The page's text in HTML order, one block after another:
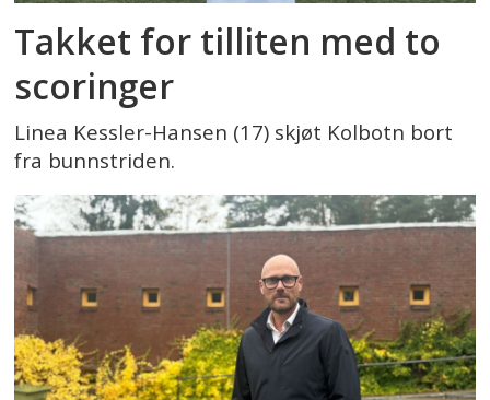
Takket for tilliten med to
scoringer
Linea Kessler-Hansen (17) skjøt Kolbotn bort
fra bunnstriden.